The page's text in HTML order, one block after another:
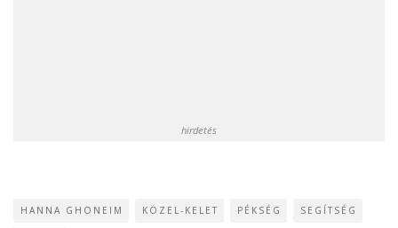
hirdetés
HANNA GHONEIM KÖZEL-KELET PÉKSÉG SEGÍTSÉG